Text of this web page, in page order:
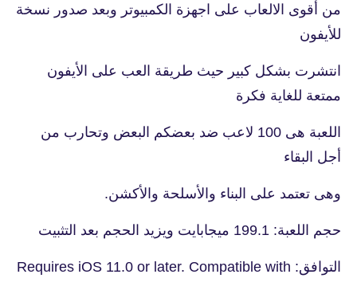
من أقوى الالعاب على اجهزة الكمبيوتر وبعد صدور نسخة
للأيفون
انتشرت بشكل كبير حيث طريقة العب على الأيفون
ممتعة للغاية فكرة
اللعبة هى 100 لاعب ضد بعضكم البعض وتحارب من
أجل البقاء
وهى تعتمد على البناء والأسلحة والأكشن.
حجم اللعبة: 199.1 ميجابايت ويزيد الحجم بعد التثبيت
التوافق: Requires iOS 11.0 or later. Compatible with